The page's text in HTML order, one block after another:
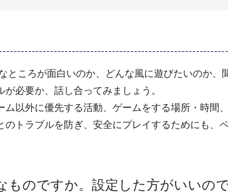
ころが面白いのか、どんな風に遊びたいのか、
必要か、話し合ってみましょう。
以外に優先する活動、ゲームをする場所・時間
トラブルを防ぎ、安全にプレイするためにも、
のですか。設定した方がいいので